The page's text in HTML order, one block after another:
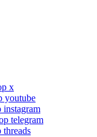
x
youtube
instagram
telegram
threads